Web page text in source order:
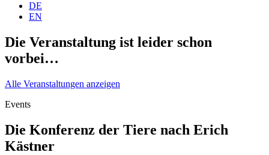
DE
EN
Die Veranstaltung ist leider schon
vorbei…
Alle Veranstaltungen anzeigen
Events
Die Konferenz der Tiere nach Erich
Kästner